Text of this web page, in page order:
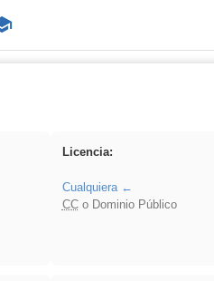
Licencia:
Cualquiera
CCo Dominio Público